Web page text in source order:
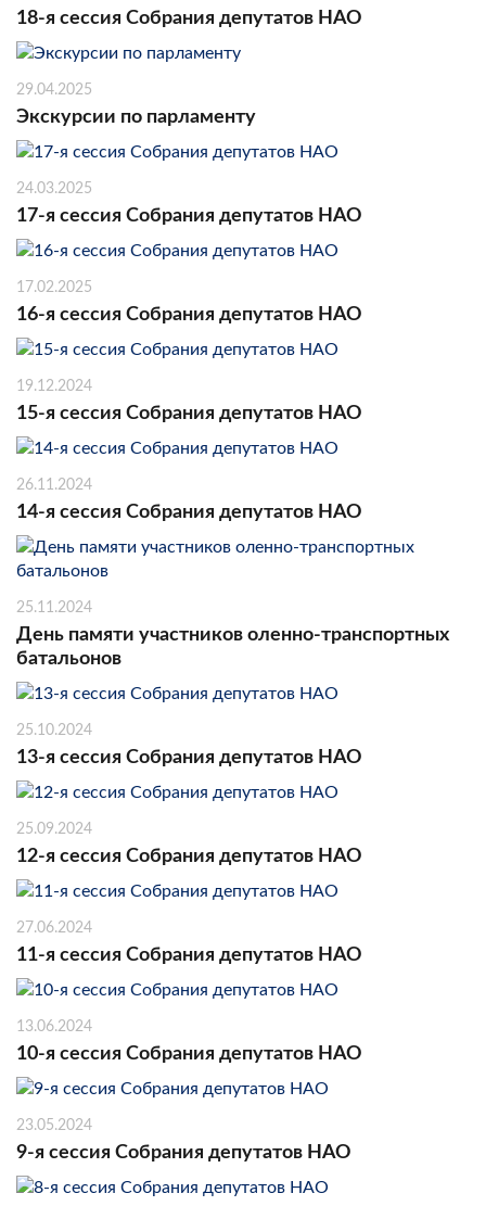
18-я сессия Собрания депутатов НАО
29.04.2025
Экскурсии по парламенту
24.03.2025
17-я сессия Собрания депутатов НАО
17.02.2025
16-я сессия Собрания депутатов НАО
19.12.2024
15-я сессия Собрания депутатов НАО
26.11.2024
14-я сессия Собрания депутатов НАО
25.11.2024
День памяти участников оленно-транспортных
батальонов
25.10.2024
13-я сессия Собрания депутатов НАО
25.09.2024
12-я сессия Собрания депутатов НАО
27.06.2024
11-я сессия Собрания депутатов НАО
13.06.2024
10-я сессия Собрания депутатов НАО
23.05.2024
9-я сессия Собрания депутатов НАО